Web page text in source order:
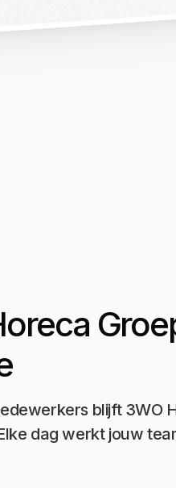
blijft 3WO
dag werkt jouw